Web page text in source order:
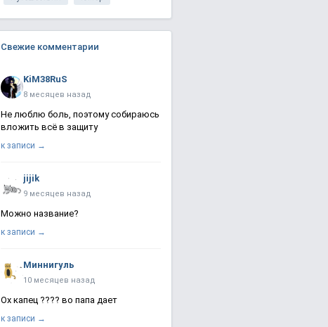
Свежие комментарии
KiM38RuS
8 месяцев назад
Не люблю боль, поэтому собираюсь
вложить всё в защиту
к записи →
jijik
9 месяцев назад
Можно название?
к записи →
Миннигуль
10 месяцев назад
Ох капец ???? во папа дает
к записи →